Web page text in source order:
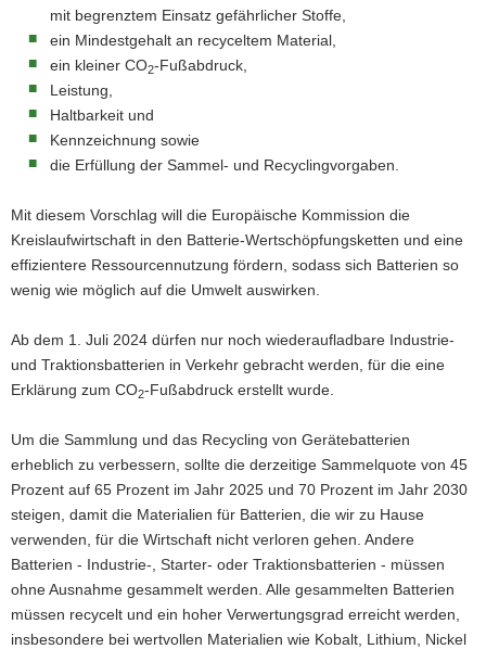
mit begrenztem Einsatz gefährlicher Stoffe,
ein Mindestgehalt an recyceltem Material,
ein kleiner CO2-Fußabdruck,
Leistung,
Haltbarkeit und
Kennzeichnung sowie
die Erfüllung der Sammel- und Recyclingvorgaben.
Mit diesem Vorschlag will die Europäische Kommission die
Kreislaufwirtschaft in den Batterie-Wertschöpfungsketten und eine
effizientere Ressourcennutzung fördern, sodass sich Batterien so
wenig wie möglich auf die Umwelt auswirken.
Ab dem 1. Juli 2024 dürfen nur noch wiederaufladbare Industrie-
und Traktionsbatterien in Verkehr gebracht werden, für die eine
Erklärung zum CO2-Fußabdruck erstellt wurde.
Um die Sammlung und das Recycling von Gerätebatterien
erheblich zu verbessern, sollte die derzeitige Sammelquote von 45
Prozent auf 65 Prozent im Jahr 2025 und 70 Prozent im Jahr 2030
steigen, damit die Materialien für Batterien, die wir zu Hause
verwenden, für die Wirtschaft nicht verloren gehen. Andere
Batterien - Industrie-, Starter- oder Traktionsbatterien - müssen
ohne Ausnahme gesammelt werden. Alle gesammelten Batterien
müssen recycelt und ein hoher Verwertungsgrad erreicht werden,
insbesondere bei wertvollen Materialien wie Kobalt, Lithium, Nickel